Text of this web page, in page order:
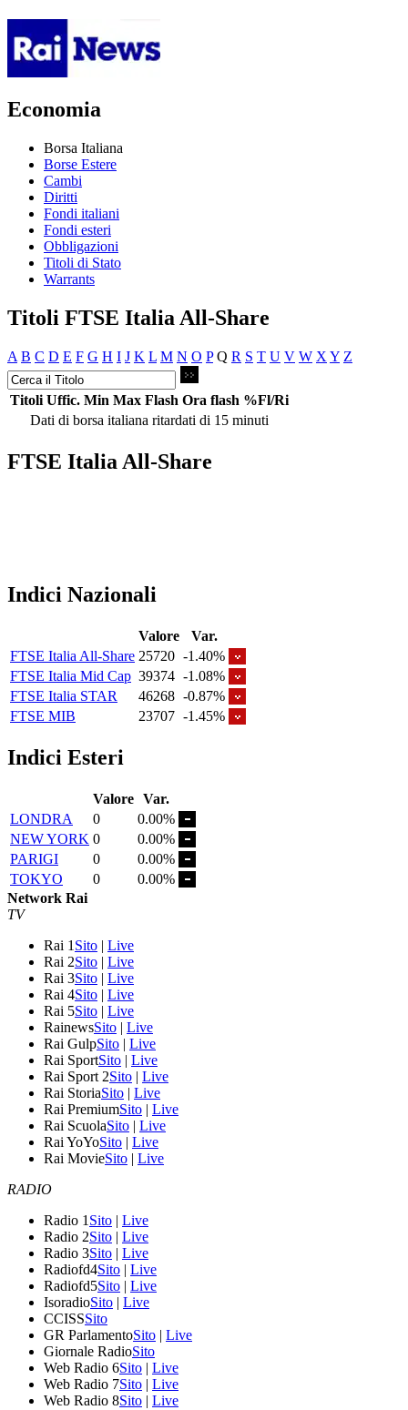
Economia
Borsa Italiana
Borse Estere
Cambi
Diritti
Fondi italiani
Fondi esteri
Obbligazioni
Titoli di Stato
Warrants
Titoli FTSE Italia All-Share
A B C D E F G H I J K L M N O P Q R S T U V W X Y Z
Titoli Uffic. Min Max Flash Ora flash %Fl/Ri
Dati di borsa italiana ritardati di 15 minuti
FTSE Italia All-Share
Indici Nazionali
Valore
Var.
FTSE Italia All-Share 25720 -1.40%
FTSE Italia Mid Cap 39374 -1.08%
FTSE Italia STAR
46268 -0.87%
FTSE MIB
23707 -1.45%
Indici Esteri
Valore Var.
LONDRA
0
0.00%
NEW YORK 0
0.00%
PARIGI
0
0.00%
TOKYO
0
0.00%
Network Rai
TV
Rai 1 Sito | Live
Rai 2Sito | Live
Rai 3Sito | Live
Rai 4Sito | Live
Rai 5Sito | Live
RainewsSito | Live
Rai GulpSito | Live
Rai SportSito | Live
Rai Sport 2Sito | Live
Rai StoriaSito | Live
Rai PremiumSito | Live
Rai ScuolaSito | Live
Rai YoYoSito | Live
Rai MovieSito | Live
RADIO
Radio 1 Sito | Live
Radio 2Sito | Live
Radio 3Sito | Live
Radiofd4Sito | Live
Radiofd5Sito | Live
IsoradioSito | Live
CCISSSito
GR ParlamentoSito | Live
Giornale RadioSito
Web Radio 6Sito | Live
Web Radio 7Sito | Live
Web Radio 8Sito | Live